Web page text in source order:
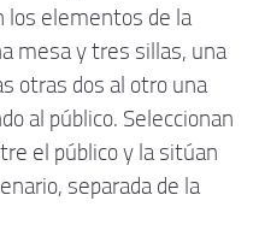
los elementos de la
mesa y tres sillas, una
otras dos al otro una
al público. Seleccionan
el público y la sitúan
separada de la